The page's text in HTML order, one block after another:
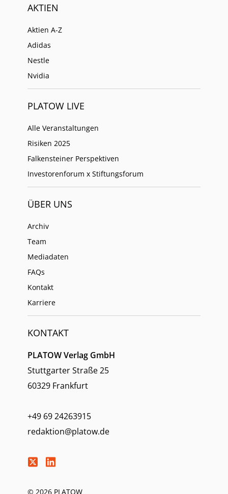
AKTIEN
Aktien A-Z
Adidas
Nestle
Nvidia
PLATOW LIVE
Alle Veranstaltungen
Risiken 2025
Falkensteiner Perspektiven
Investorenforum x Stiftungsforum
ÜBER UNS
Archiv
Team
Mediadaten
FAQs
Kontakt
Karriere
KONTAKT
PLATOW Verlag GmbH
Stuttgarter Straße 25
60329 Frankfurt
+49 69 24263915
redaktion@platow.de
© 2026 PLATOW